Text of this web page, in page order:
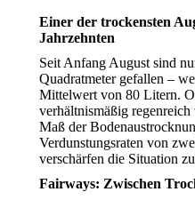
Einer der trockensten
Jahrzehnten
Seit Anfang August sind
Quadratmeter gefallen –
Mittelwert von 80 Litern.
verhältnismäßig
Maß der
Verdunstungsraten von
verschärfen die Situation
Fairways: Zwischen